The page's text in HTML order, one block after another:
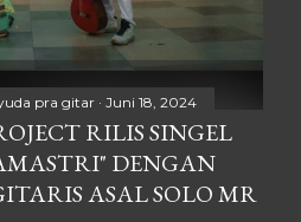
pra gitar Juni 18, 2024
RILIS SINGEL
DENGAN
ASAL SOLO MR